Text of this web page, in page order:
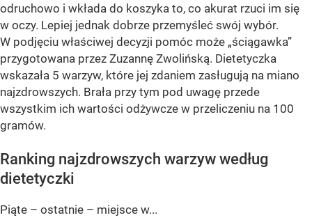
odruchowo i wkłada do koszyka to, co akurat rzuci im się
w oczy. Lepiej jednak dobrze przemyśleć swój wybór.
W podjęciu właściwej decyzji pomóc może „ściągawka”
przygotowana przez Zuzannę Zwolińską. Dietetyczka
wskazała 5 warzyw, które jej zdaniem zasługują na miano
najzdrowszych. Brała przy tym pod uwagę przede
wszystkim ich wartości odżywcze w przeliczeniu na 100
gramów.
Ranking najzdrowszych warzyw według
dietetyczki
Piąte – ostatnie – miejsce w...